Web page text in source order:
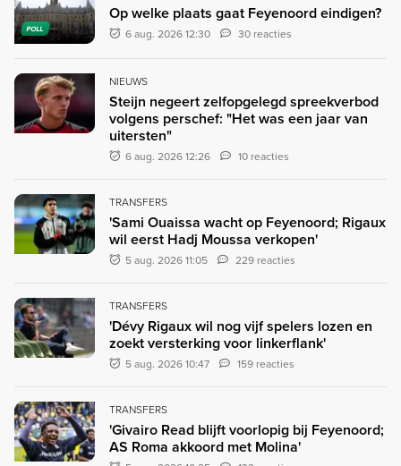
POLL
Op welke plaats gaat Feyenoord eindigen?
6 aug. 2026 12:30 30 reacties
NIEUWS
Steijn negeert zelfopgelegd spreekverbod
volgens perschef: "Het was een jaar van
uitersten"
6 aug. 2026 12:26 10 reacties
TRANSFERS
'Sami Ouaissa wacht op Feyenoord; Rigaux
wil eerst Hadj Moussa verkopen'
5 aug. 2026 11:05 229 reacties
TRANSFERS
'Dévy Rigaux wil nog vijf spelers lozen en
zoekt versterking voor linkerflank'
5 aug. 2026 10:47 159 reacties
TRANSFERS
'Givairo Read blijft voorlopig bij Feyenoord;
AS Roma akkoord met Molina'